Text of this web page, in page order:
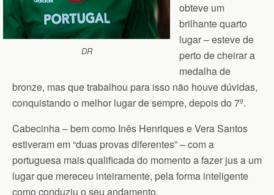
DR
obteve um
brilhante quarto
lugar– esteve de
perto de cheirar a
medalha de
bronze, mas que trabalhou para isso não houve dúvidas,
conquistando o melhor lugar de sempre, depois do 7º.
Cabecinha – bem como Inês Henriques e Vera Santos
estiveram em “duas provas diferentes” – com a
portuguesa mais qualificada do momento a fazer jus a um
lugar que mereceu inteiramente, pela forma inteligente
como conduziu o seu andamento.